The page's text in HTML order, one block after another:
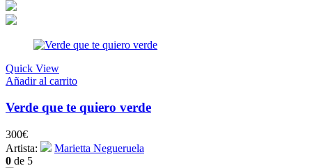
Quick View
Añadir al carrito
Verde que te quiero verde
300€
Artista:
Marietta Negueruela
0 de 5